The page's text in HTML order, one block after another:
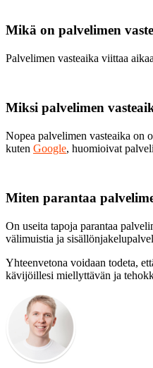
Mikä on palvelimen
Palvelimen vasteaika viittaa
Miksi palvelimen
Nopea palvelimen vasteaika on
kuten Google, huomioivat
Miten parantaa
On useita tapoja parantaa
välimuistia ja
Yhteenvetona voidaan todeta,
kävijöillesi miellyttävän ja